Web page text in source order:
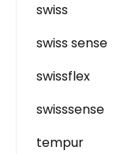
swiss
swiss sense
swissflex
swisssense
tempur